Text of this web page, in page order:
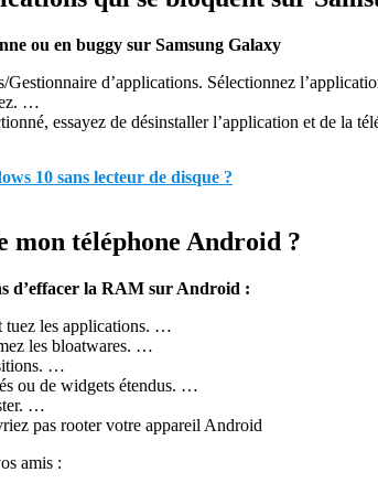
ou en buggy sur Samsung Galaxy
Gestionnaire d’applications. Sélectionnez
…
essayez de désinstaller l’application et de la
10 sans lecteur de disque ?
téléphone Android ?
d’effacer la RAM sur Android :
tuez les applications. …
les bloatwares. …
…
ou de widgets étendus. …
…
pas rooter votre appareil Android
amis :